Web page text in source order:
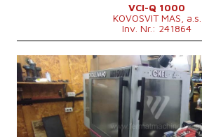
ja
ISO 40 .
Maschinenabmessungen L x B x H 3080 x
Maschinengewicht
5500 kg
VCI-Q 1000
KOVOSVIT MAS, a.s.
Inv. Nr.: 241864
Baujahr:
0
Kontrollsystem
ja
Steuerung HeidenhainTNC 425
Aufspanntischfläche
mm
X Weg
600 mm
Y Weg
400 mm